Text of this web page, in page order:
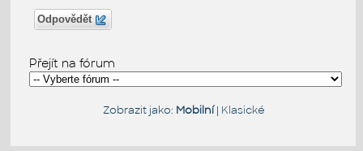
Odpovědět
Přejít na fórum
Zobrazit jako: Mobilní| Klasické